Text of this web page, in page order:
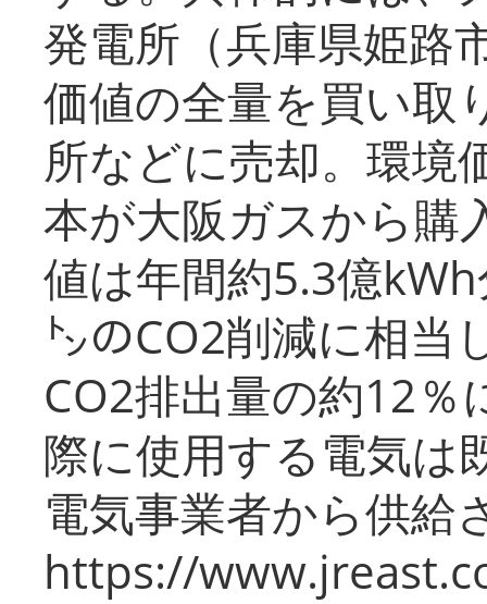
発電所（兵庫県姫路
価値の全量を買い取
所などに売却。環境
本が大阪ガスから購
値は年間約5.3億
㌧のCO2削減に相当
CO2排出量の約12％
際に使用する電気は
電気事業者から供給
https://